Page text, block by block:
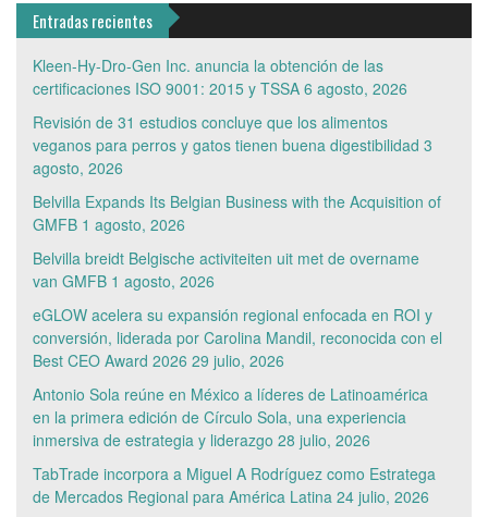
Entradas recientes
Kleen-Hy-Dro-Gen Inc. anuncia la obtención de las
certificaciones ISO 9001: 2015 y TSSA 6 agosto, 2026
Revisión de 31 estudios concluye que los alimentos
veganos para perros y gatos tienen buena digestibilidad 3
agosto, 2026
Belvilla Expands Its Belgian Business with the Acquisition of
GMFB 1 agosto, 2026
Belvilla breidt Belgische activiteiten uit met de overname
van GMFB 1 agosto, 2026
eGLOW acelera su expansión regional enfocada en ROI y
conversión, liderada por Carolina Mandil, reconocida con el
Best CEO Award 2026 29 julio, 2026
Antonio Sola reúne en México a líderes de Latinoamérica
en la primera edición de Círculo Sola, una experiencia
inmersiva de estrategia y liderazgo 28 julio, 2026
TabTrade incorpora a Miguel A Rodríguez como Estratega
de Mercados Regional para América Latina 24 julio, 2026